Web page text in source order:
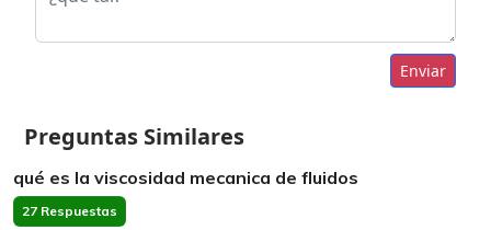
Enviar
Preguntas Similares
qué es la viscosidad mecanica de fluidos
27 Respuestas